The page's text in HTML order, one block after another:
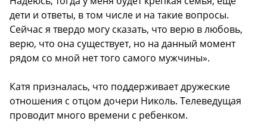
дети и ответы, в том числе и на такие вопросы.
Сейчас я твердо могу сказать, что верю в любовь,
верю, что она существует, но на данный момент
рядом со мной нет того самого мужчины».
Катя призналась, что поддерживает дружеские
отношения с отцом дочери Николь. Телеведущая
проводит много времени с ребенком.